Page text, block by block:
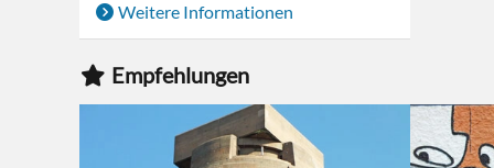
Weitere Informationen
Empfehlungen